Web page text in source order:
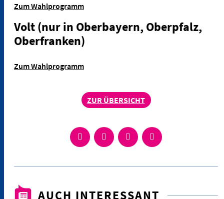
Zum Wahlprogramm
Volt(nur in Oberbayern, Oberpfalz,
Oberfranken)
Zum Wahlprogramm
ZUR ÜBERSICHT
AUCH INTERESSANT